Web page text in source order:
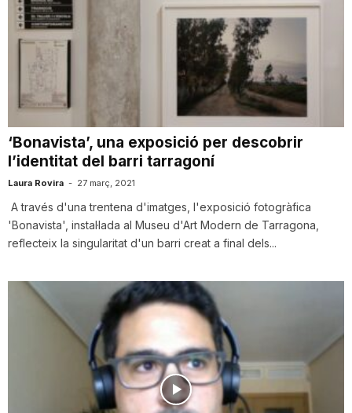
C
u
t
a
t
‘Bonavista’, una exposició per descobrir
l’identitat del barri tarragoní
Laura Rovira - 27 març, 2021
A través d'una trentena d'imatges, l'exposició fotogràfica
'Bonavista', instal·lada al Museu d'Art Modern de Tarragona,
reflecteix la singularitat d'un barri creat a final dels...